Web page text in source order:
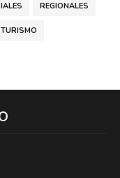
REGIONALES
TURISMO